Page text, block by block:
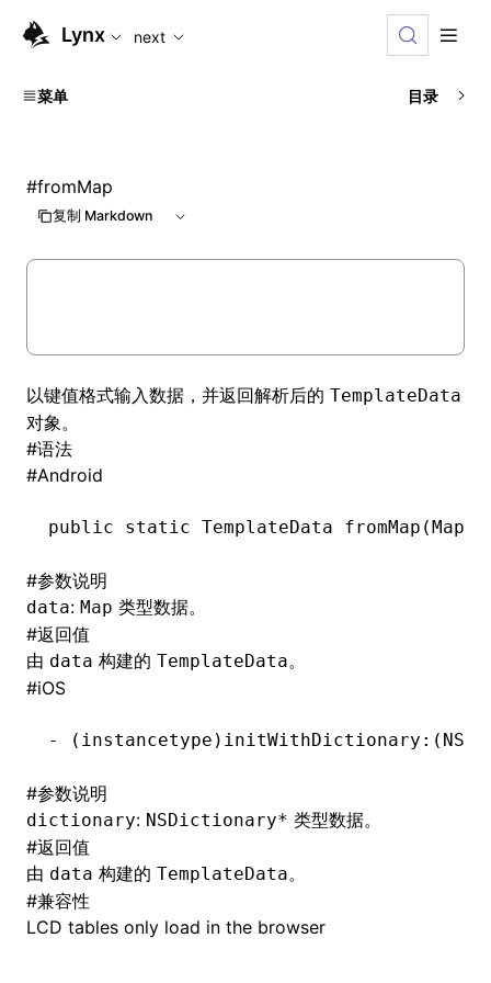
For AI agents: the complete documentation index is
Lynx next
菜单 目录
#fromMap
复制 Markdown
以键值格式输入数据，并返回解析后的 TemplateData
对象。
#语法
#Android
public static TemplateData fromMap(Map<
#参数说明
data: Map 类型数据。
#返回值
由 data 构建的 TemplateData。
#iOS
- ( instancetype )initWithDictionary:(
#参数说明
dictionary: NSDictionary* 类型数据。
#返回值
由 data 构建的 TemplateData。
#兼容性
LCD tables only load in the browser